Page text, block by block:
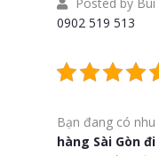
0902 519 513
Bạn đang có
hàng Sài Gòn